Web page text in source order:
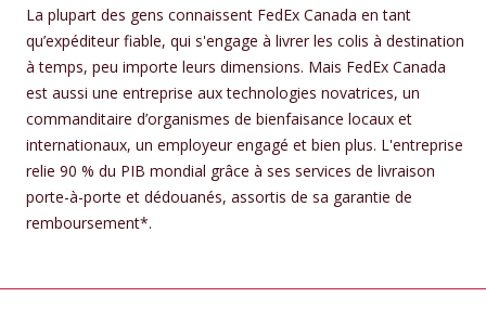
La plupart des gens connaissent FedEx Canada en tant
qu’expéditeur fiable, qui s'engage à livrer les colis à destination
à temps, peu importe leurs dimensions. Mais FedEx Canada
est aussi une entreprise aux technologies novatrices, un
commanditaire d’organismes de bienfaisance locaux et
internationaux, un employeur engagé et bien plus. L'entreprise
relie 90 % du PIB mondial grâce à ses services de livraison
porte-à-porte et dédouanés, assortis de sa garantie de
remboursement*.